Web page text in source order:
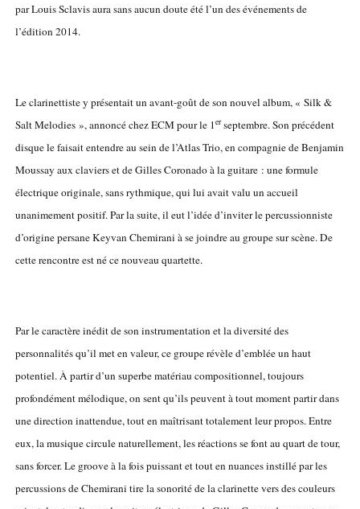
par Louis Sclavis aura sans aucun doute été l’un des événements de
l’édition 2014.
Le clarinettiste y présentait un avant-goût de son nouvel album, « Silk &
Salt Melodies », annoncé chez ECM pour le 1erseptembre. Son précédent
disque le faisait entendre au sein de l’Atlas Trio, en compagnie de Benjamin
Moussay aux claviers et de Gilles Coronado à la guitare : une formule
électrique originale, sans rythmique, qui lui avait valu un accueil
unanimement positif. Par la suite, il eut l’idée d’inviter le percussionniste
d’origine persane Keyvan Chemirani à se joindre au groupe sur scène. De
cette rencontre est né ce nouveau quartette.
Par le caractère inédit de son instrumentation et la diversité des
personnalités qu’il met en valeur, ce groupe révèle d’emblée un haut
potentiel. À partir d’un superbe matériau compositionnel, toujours
profondément mélodique, on sent qu’ils peuvent à tout moment partir dans
une direction inattendue, tout en maîtrisant totalement leur propos. Entre
eux, la musique circule naturellement, les réactions se font au quart de tour,
sans forcer. Le groove à la fois puissant et tout en nuances instillé par les
percussions de Chemirani tire la sonorité de la clarinette vers des couleurs